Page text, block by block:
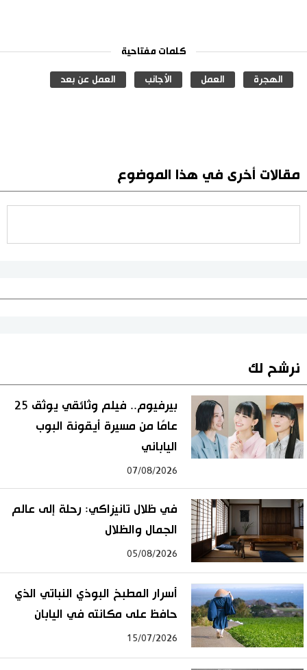
كلمات مفتاحية
الهجرة العمل الأجانب العمل عن بعد
مقالات أخرى في هذا الموضوع
نرشح لك
بيرفيوم.. فيلم وثائقي يوثق 25
عامًا من مسيرة أيقونة البوب
الياباني
07/08/2026
في ظلال تانيزاكي: رحلة إلى عالم
الجمال والظلال
05/08/2026
أسرار المطبخ البوذي النباتي الذي
حافظ على مكانته في اليابان
15/07/2026